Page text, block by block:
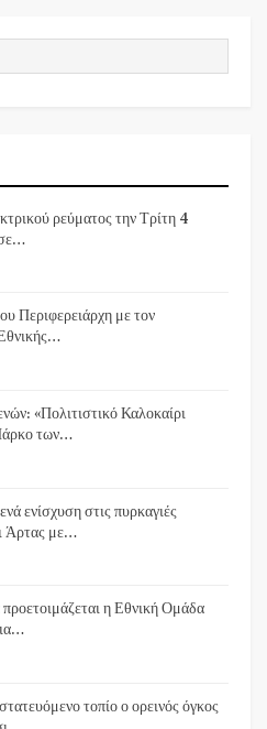
ρεύματος την Τρίτη 4
Περιφερειάρχη με τον
«Πολιτιστικό Καλοκαίρι
των…
ενίσχυση στις πυρκαγιές
Άρτας με…
η Εθνική Ομάδα
τοπίο ο ορεινός όγκος